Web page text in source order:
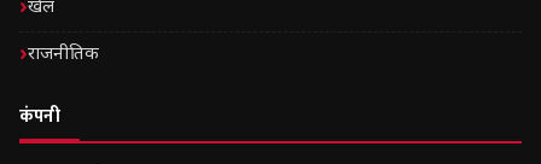
खेल
राजनीतिक
कंपनी